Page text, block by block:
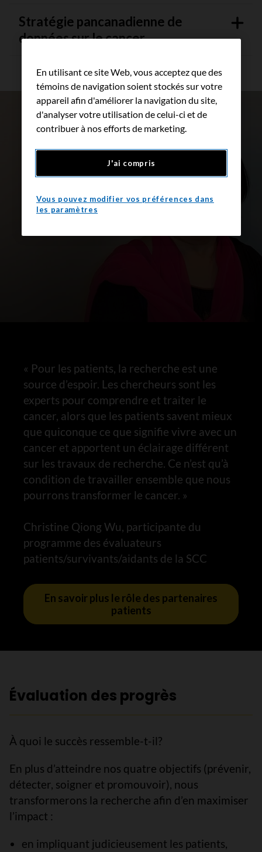
Stratégie pancanadienne de
données sur le cancer
« Pour les patients, la recherche est une
source d’espoir. Les chercheurs sont les
experts pour comprendre et traiter le
cancer, alors que les patients savent mieux
que quiconque ce que signifie vivre avec un
cancer et apportent un éclairage différent
sur les travaux de recherche. Ce n’est qu’à
condition de travailler ensemble que nous
pourrons transformer le cancer. »
Christine Qiong Wu, participante du
programme des évaluateurs
patients/survivants/aidants de la SCC
En savoir plus le rôle des partenaires
patients
Évaluation des progrès
À quoi le succès ressemble-t-il?
En plus d’atteindre nos quatre objectifs (prévenir,
détecter, soigner et promouvoir), nous
transformerons la recherche afin d’en maximiser
l’impact :
en impliquant judicieusement les patients,
En utilisant ce site Web, vous acceptez que des
témoins de navigation soient stockés sur votre
appareil afin d'améliorer la navigation du site,
d'analyser votre utilisation de celui-ci et de
contribuer à nos efforts de marketing.
J'ai compris
Vous pouvez modifier vos préférences dans
les paramètres